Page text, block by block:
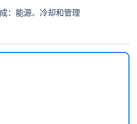
：能源、冷却和管理